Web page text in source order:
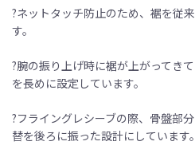
?ネットタッチ防止のため、裾を従
す。
?腕の振り上げ時に裾が上がってき
を長めに設定しています。
?フライングレシーブの際、骨盤部
替を後ろに振った設計にしています。